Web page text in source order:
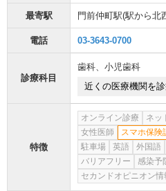
最寄駅 門前仲町駅(駅から北
電話 03-3643-0700
診療科目
歯科、 小児歯科
近くの医療機関を
特徴
オンライン診療 ネッ
女性医師
スマホ保険
駐車場
英語 外国語
バリアフリー
感染予
セカンドオピニオン